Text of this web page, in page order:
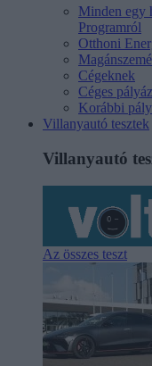
Minden egy
Programról
Otthoni
Cégeknek
Céges
Korábbi
Villanyautó tesztek
Villanyautó
Az összes teszt